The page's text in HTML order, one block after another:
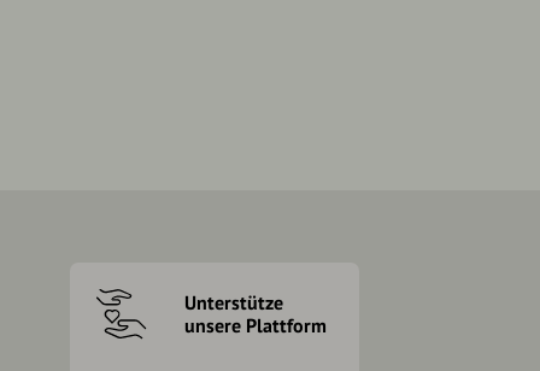
Unterstütze
unsere Plattform